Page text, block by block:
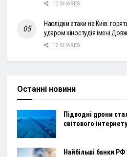
10 SHARES
Наслідки атаки на Київ:
ударом кіностудія імені
12 SHARES
Останні новини
Підводні дрони
світового інтернету
Найбільші банки